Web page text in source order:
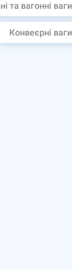
та вагонні ваги
Конвеєрні ваги